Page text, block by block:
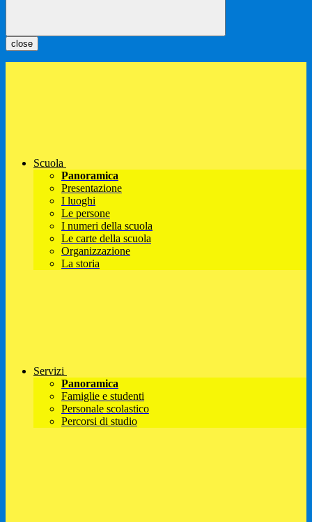
close
Scuola
Panoramica
Presentazione
I luoghi
Le persone
I numeri della scuola
Le carte della scuola
Organizzazione
La storia
Servizi
Panoramica
Famiglie e studenti
Personale scolastico
Percorsi di studio